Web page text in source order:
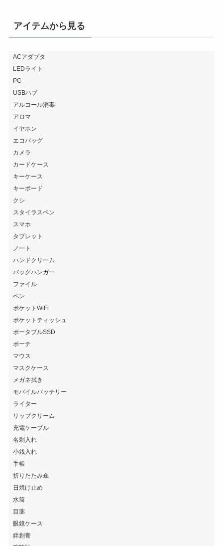
アイテムから見る
ACアダプタ
LEDライト
PC
USBハブ
アルコール消毒
アロマ
イヤホン
エコバッグ
カメラ
カードケース
キーケース
キーボード
クシ
スタイラスペン
スマホ
タブレット
ノート
ハンドクリーム
バッグハンガー
ファイル
ペン
ポケットWiFi
ポケットティッシュ
ポータブルSSD
ポーチ
マウス
マスクケース
メガネ拭き
モバイルバッテリー
ライター
リップクリーム
充電ケーブル
名刺入れ
小銭入れ
手帳
折りたたみ傘
日焼け止め
水筒
目薬
眼鏡ケース
絆創膏